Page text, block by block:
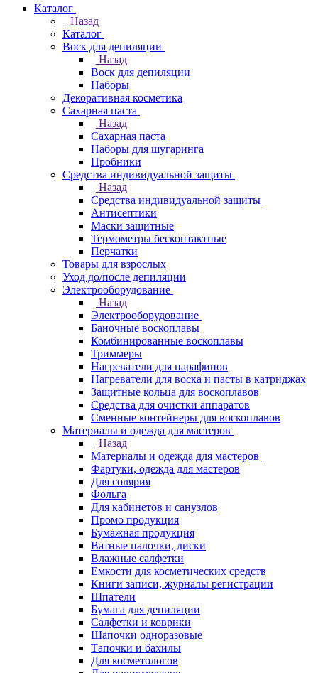
Каталог
Назад
Каталог
Воск для депиляции
Назад
Воск для депиляции
Наборы
Декоративная косметика
Сахарная паста
Назад
Сахарная паста
Наборы для шугаринга
Пробники
Средства индивидуальной защиты
Назад
Средства индивидуальной защиты
Антисептики
Маски защитные
Термометры бесконтактные
Перчатки
Товары для взрослых
Уход до/после депиляции
Электрооборудование
Назад
Электрооборудование
Баночные воскоплавы
Комбинированные воскоплавы
Триммеры
Нагреватели для парафинов
Нагреватели для воска и пасты в катриджах
Защитные кольца для воскоплавов
Средства для очистки аппаратов
Сменные контейнеры для воскоплавов
Материалы и одежда для мастеров
Назад
Материалы и одежда для мастеров
Фартуки, одежда для мастеров
Для солярия
Фольга
Для кабинетов и санузлов
Промо продукция
Бумажная продукция
Ватные палочки, диски
Влажные салфетки
Емкости для косметических средств
Книги записи, журналы регистрации
Шпатели
Бумага для депиляции
Салфетки и коврики
Шапочки одноразовые
Тапочки и бахилы
Для косметологов